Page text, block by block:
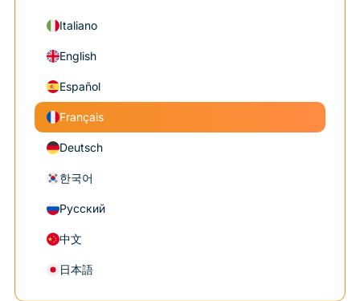
Italiano
English
Español
Français
Deutsch
한국어
Русский
中文
日本語